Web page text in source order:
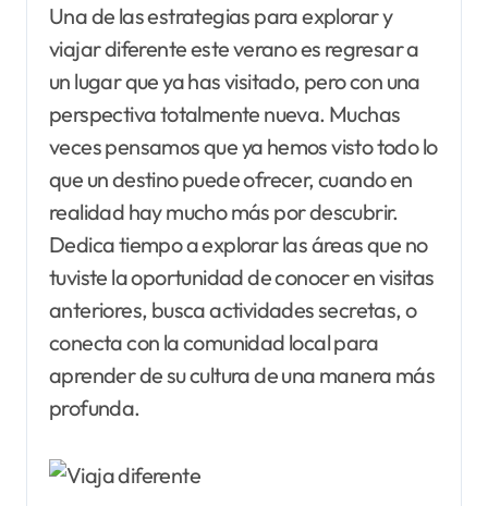
Una de las estrategias para explorar y
viajar diferente este verano es regresar a
un lugar que ya has visitado, pero con una
perspectiva totalmente nueva. Muchas
veces pensamos que ya hemos visto todo lo
que un destino puede ofrecer, cuando en
realidad hay mucho más por descubrir.
Dedica tiempo a explorar las áreas que no
tuviste la oportunidad de conocer en visitas
anteriores, busca actividades secretas, o
conecta con la comunidad local para
aprender de su cultura de una manera más
profunda.